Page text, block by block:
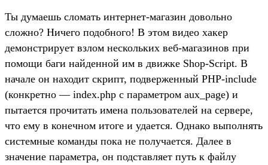
Ты думаешь сломать интернет-магазин довольно
сложно? Ничего подобного! В этом видео хакер
демонстрирует взлом нескольких веб-магазинов при
помощи баги найденной им в движке Shop-Script. В
начале он находит скрипт, подверженный PHP-include
(конкретно — index.php с параметром aux_page) и
пытается прочитать имена пользователей на сервере,
что ему в конечном итоге и удается. Однако выполнять
системные команды пока не получается. Далее в
значение параметра, он подставляет путь к файлу